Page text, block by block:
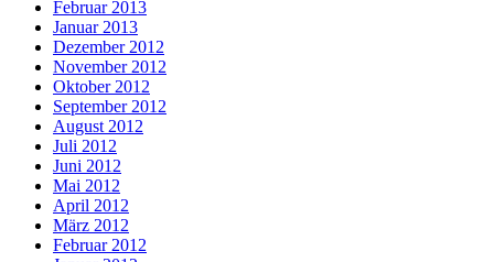
Februar 2013
Januar 2013
Dezember 2012
November 2012
Oktober 2012
September 2012
August 2012
Juli 2012
Juni 2012
Mai 2012
April 2012
März 2012
Februar 2012